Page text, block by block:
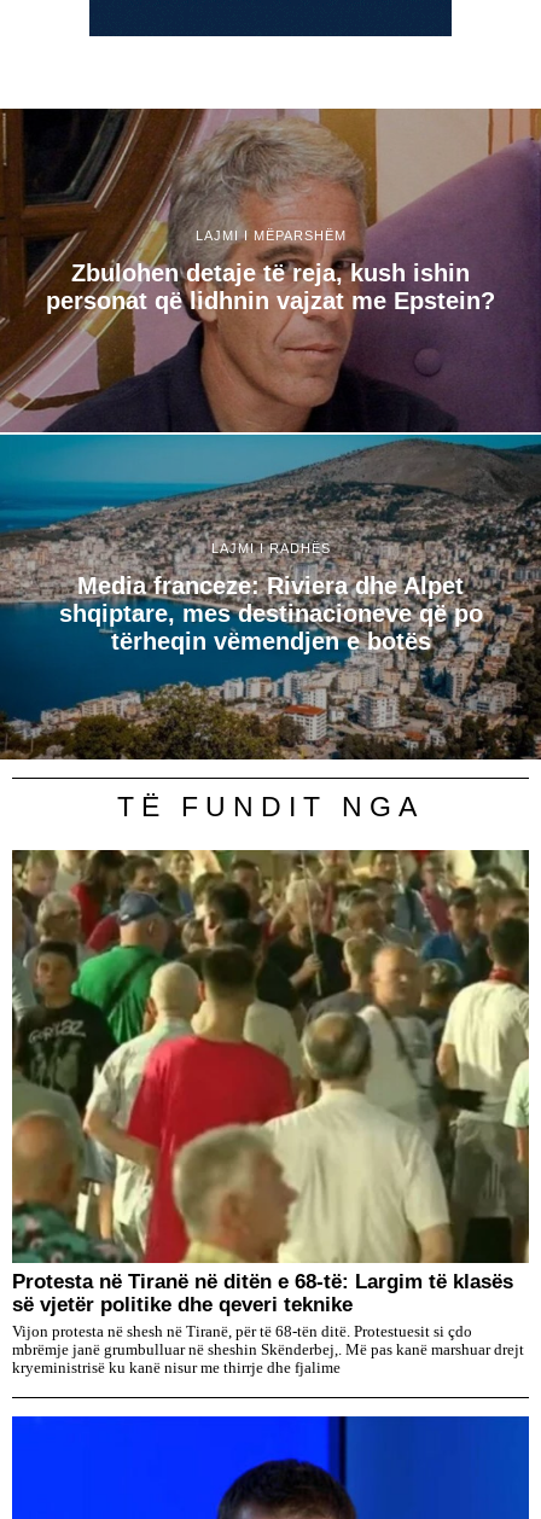
LAJMI I MËPARSHËM
Zbulohen detaje të reja, kush ishin
personat që lidhnin vajzat me Epstein?
LAJMI I RADHËS
​Media franceze: Riviera dhe Alpet
shqiptare, mes destinacioneve që po
tërheqin vëmendjen e botës
TË FUNDIT NGA
Protesta në Tiranë në ditën e 68-të: Largim të klasës
së vjetër politike dhe qeveri teknike
Vijon protesta në shesh në Tiranë, për të 68-tën ditë. Protestuesit si çdo
mbrëmje janë grumbulluar në sheshin Skënderbej,. Më pas kanë marshuar drejt
kryeministrisë ku kanë nisur me thirrje dhe fjalime